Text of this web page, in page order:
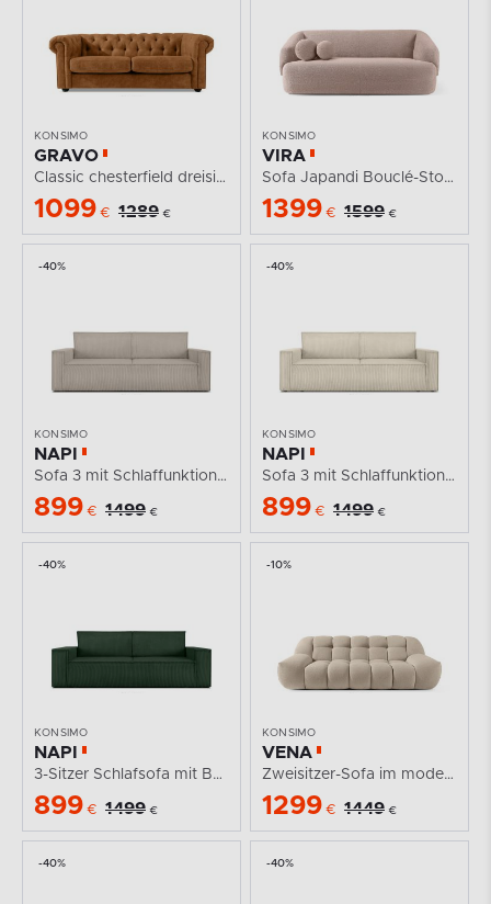
KONSIMO
GRAVO
Classic chesterfield dreisitziges Sofa in Kunstleder...
1099 € 1289 €
KONSIMO
VIRA
Sofa Japandi Bouclé-Stoff rosa
1399 € 1599 €
-40%
KONSIMO
NAPI
Sofa 3 mit Schlaffunktion Kordstoff beige
899 € 1499 €
-40%
KONSIMO
NAPI
Sofa 3 mit Schlaffunktion Kordstoff creme
899 € 1499 €
-40%
KONSIMO
NAPI
3-Sitzer Schlafsofa mit Bettkasten dunkelgrün
899 € 1499 €
-10%
KONSIMO
VENA
Zweisitzer-Sofa im modernen Stil beige
1299 € 1449 €
-40% -40%